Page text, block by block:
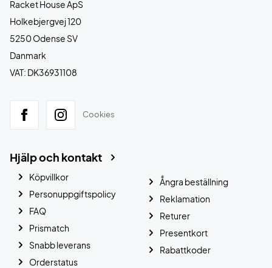
Racket House ApS
Holkebjergvej 120
5250 Odense SV
Danmark
VAT: DK36931108
Cookies
Hjälp och kontakt
Köpvillkor
Personuppgiftspolicy
FAQ
Prismatch
Snabb leverans
Orderstatus
Ångra beställning
Reklamation
Returer
Presentkort
Rabattkoder